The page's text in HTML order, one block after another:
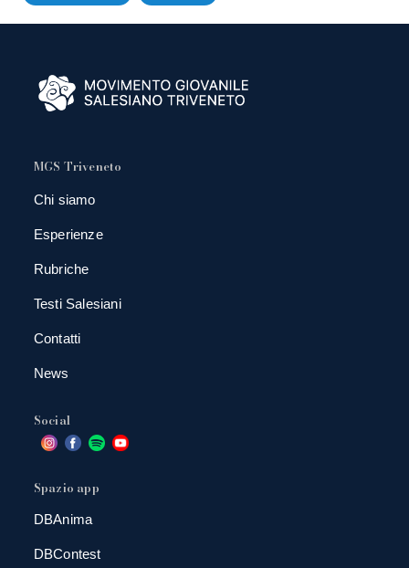
MGS Triveneto
Chi siamo
Esperienze
Rubriche
Testi Salesiani
Contatti
News
Social
Spazio app
DBAnima
DBContest